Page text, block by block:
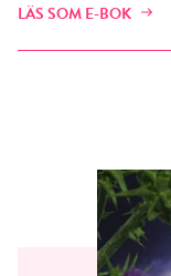
LÄS SOM E-BOK